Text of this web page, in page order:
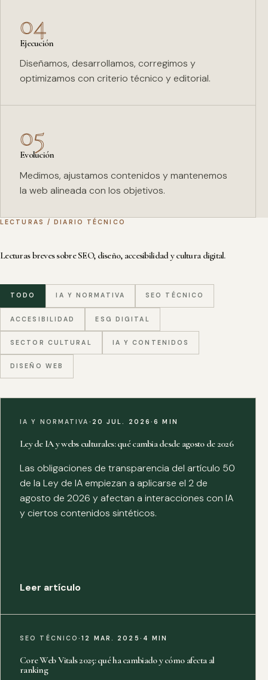
04
Ejecución
Diseñamos, desarrollamos, corregimos y
optimizamos con criterio técnico y editorial.
05
Evolución
Medimos, ajustamos contenidos y mantenemos
la web alineada con los objetivos.
LECTURAS / DIARIO TÉCNICO
Lecturas breves sobre SEO, diseño, accesibilidad y cultura digital.
TODO IA Y NORMATIVA SEO TÉCNICO
ACCESIBILIDAD ESG DIGITAL
SECTOR CULTURAL IA Y CONTENIDOS
DISEÑO WEB
IA Y NORMATIVA · 20 JUL. 2026·6 MIN
Ley de IA y webs culturales: qué cambia desde agosto de 2026
Las obligaciones de transparencia del artículo 50
de la Ley de IA empiezan a aplicarse el 2 de
agosto de 2026 y afectan a interacciones con IA
y ciertos contenidos sintéticos.
Leer artículo
SEO TÉCNICO·12 MAR. 2025 · 4 MIN
Core Web Vitals 2025: qué ha cambiado y cómo afecta al
ranking